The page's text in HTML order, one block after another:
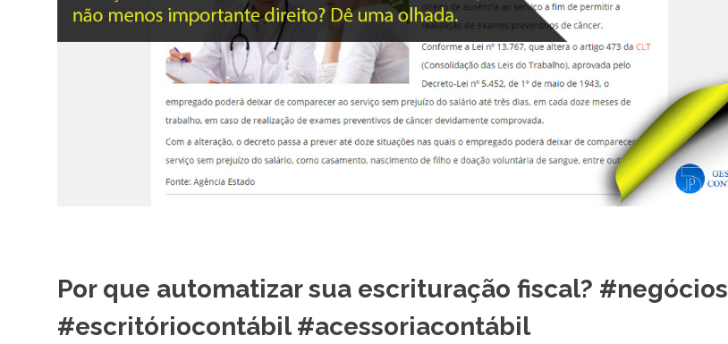
Por que automatizar sua escrituração fiscal? #negócios
#escritóriocontábil #acessoriacontábil